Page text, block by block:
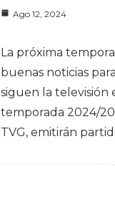
Ago 12, 2024
La próxima
buenas noticias
siguen la televisión
temporada 2024/
TVG, emitirán